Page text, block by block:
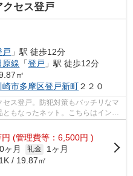
クセス登戸
戸 」駅 徒歩12分
原線 「登戸 」駅 徒歩12分
㎡
崎市多摩区登戸新町２２０
ス登戸。防犯対策もバッチリなマ
もなったネット。こちらはインタ
円 (管理費等：6,500円 )
0ヶ月 礼金
1ヶ月
/ 19.87㎡